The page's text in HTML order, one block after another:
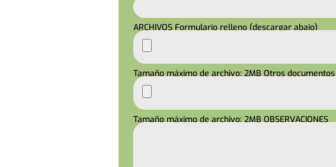
ARCHIVOS Formulario relleno (descargar abajo)
Tamaño máximo de archivo: 2MBOtros documentos
Tamaño máximo de archivo: 2MBOBSERVACIONES